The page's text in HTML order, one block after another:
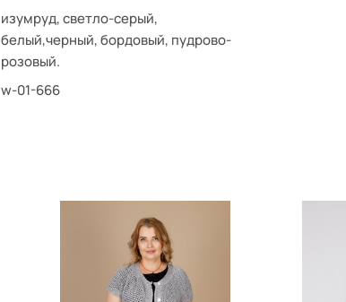
изумруд, светло-серый,
белый,черный, бордовый, пудрово-
розовый.
w-01-666